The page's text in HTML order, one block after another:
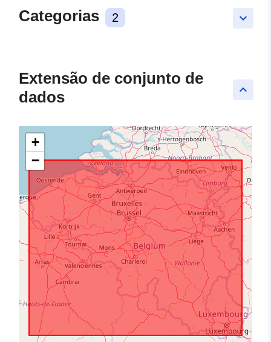
keyboard_arrow_down
Categorias 2
keyboard_arrow_up
Extensão de conjunto de
dados
+
−